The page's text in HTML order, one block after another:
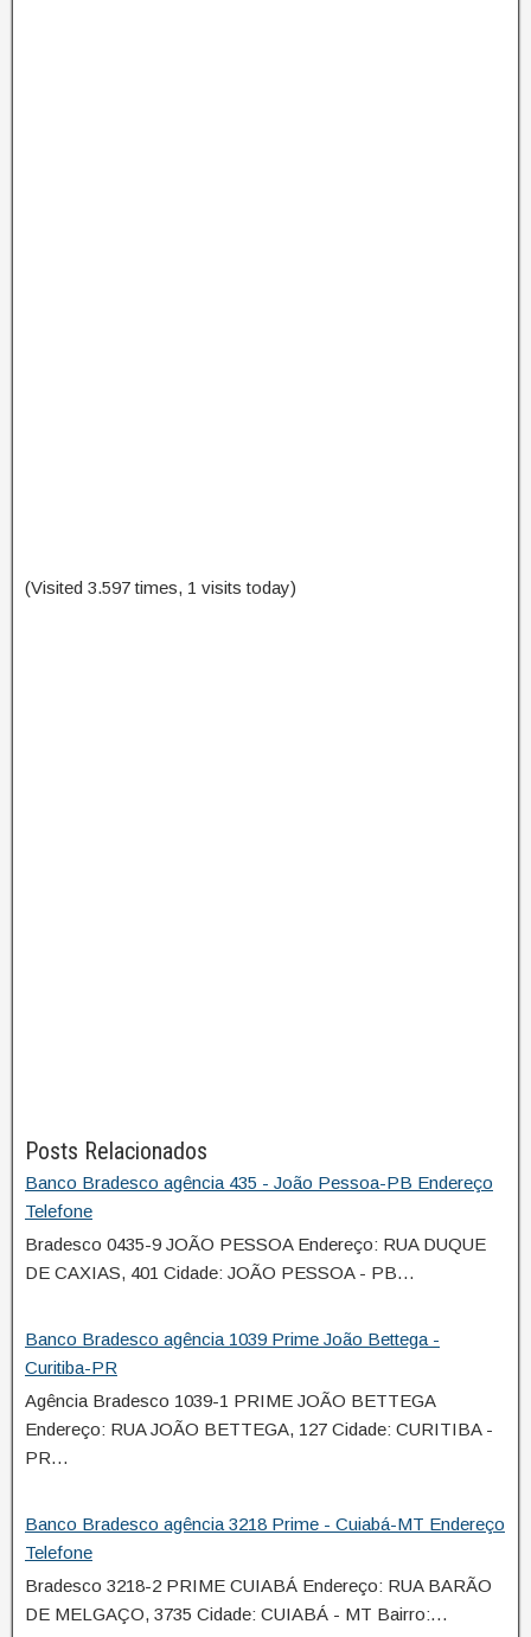
(Visited 3.597 times, 1 visits today)
Posts Relacionados
Banco Bradesco agência 435 - João Pessoa-PB Endereço
Telefone
Bradesco 0435-9 JOÃO PESSOA Endereço: RUA DUQUE
DE CAXIAS, 401 Cidade: JOÃO PESSOA - PB…
Banco Bradesco agência 1039 Prime João Bettega -
Curitiba-PR
Agência Bradesco 1039-1 PRIME JOÃO BETTEGA
Endereço: RUA JOÃO BETTEGA, 127 Cidade: CURITIBA -
PR…
Banco Bradesco agência 3218 Prime - Cuiabá-MT Endereço
Telefone
Bradesco 3218-2 PRIME CUIABÁ Endereço: RUA BARÃO
DE MELGAÇO, 3735 Cidade: CUIABÁ - MT Bairro:…